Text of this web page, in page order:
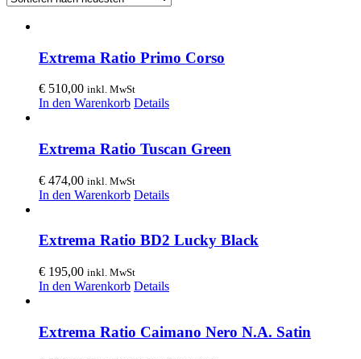
Extrema Ratio Primo Corso
€ 510,00 inkl. MwSt
In den Warenkorb Details
Extrema Ratio Tuscan Green
€ 474,00 inkl. MwSt
In den Warenkorb Details
Extrema Ratio BD2 Lucky Black
€ 195,00 inkl. MwSt
In den Warenkorb Details
Extrema Ratio Caimano Nero N.A. Satin